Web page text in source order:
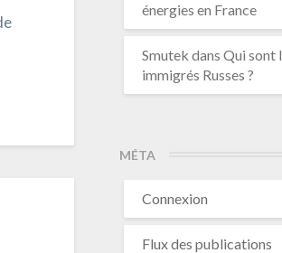
énergies en France
Smutek dans Qui sont
immigrés Russes ?
MÉTA
Connexion
Flux des publications